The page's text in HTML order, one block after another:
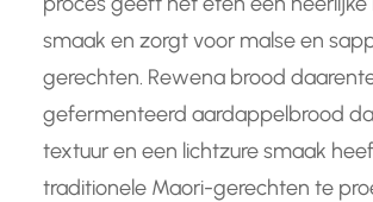
smaak en zorgt voor malse en
gerechten. Rewena brood
gefermenteerd aardappelbrood
textuur en een lichtzure smaak
traditionele Maori-gerechten te